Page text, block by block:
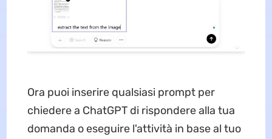
Ora puoi inserire qualsiasi prompt per
chiedere a ChatGPT di rispondere alla tua
domanda o eseguire l'attività in base al tuo